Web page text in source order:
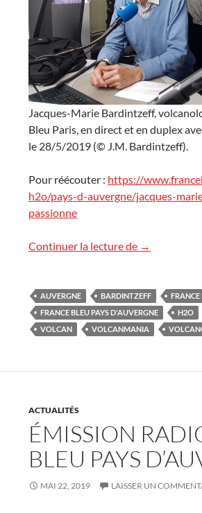
Jacques-Marie Bardintzeff,
Bleu Paris, en direct et en duplex
le 28/5/2019 (© J.M. Bardintzeff).
Pour réécouter : https://
h2o/pays-d-auvergne/jacques-
passionne
Continuer la lecture de Réécouter
→
AUVERGNE BARDINTZEFF
FRANCE
FRANCE BLEU PAYS D'AUVERGNE
H2O
VOLCAN
VOLCANMANIA
ACTUALITÉS
ÉMISSION
BLEU PAYS
MAI 22, 2019 LAISSER UN